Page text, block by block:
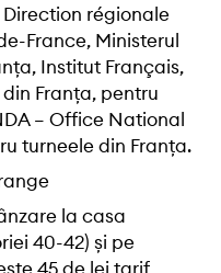
Direction régionale
France, Ministerul
Institut Français,
Franța, pentru
– Office National
turneele din Franța.
la casa
40-42) și pe
45 de lei tarif